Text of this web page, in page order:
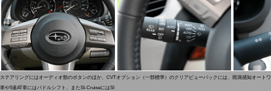
ステアリングにはオーディオ類のボタンのほか、CVT
車や5速AT車にはパドルシフト、またSI-CruiseにはSI
オプション（一部標準）のクリアビューパックには、雨滴感知オート